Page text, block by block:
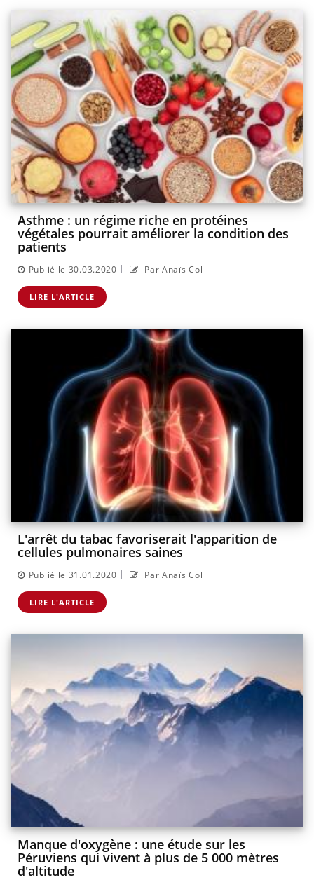
Asthme : un régime riche en protéines
végétales pourrait améliorer la condition des
patients
Publié le 30.03.2020 | Par Anaïs Col
LIRE L'ARTICLE
L'arrêt du tabac favoriserait l'apparition de
cellules pulmonaires saines
Publié le 31.01.2020 | Par Anaïs Col
LIRE L'ARTICLE
Manque d'oxygène : une étude sur les
Péruviens qui vivent à plus de 5 000 mètres
d'altitude